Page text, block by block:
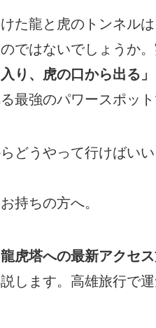
た龍と虎のトンネル
ではないでしょうか
入り、虎の口から出る
最強のパワースポット
らどうやって行けばい
持ちの方へ。
龍虎塔への最新アクセ
します。高雄旅行で